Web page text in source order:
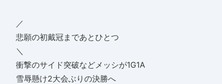
／
悲願の初戴冠まであとひとつ
＼
衝撃のサイド突破などメッシが1G1A
雪辱懸け2大会ぶりの決勝へ